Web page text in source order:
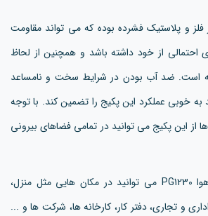
و پلاستیک فشرده بوده که می تواند مقاومت
احتمالی از خود داشته باشد و همچنین از لحاظ
است. ضد آب بودن در شرایط سخت و نامساعد
خوبی عملکرد این پکیج را تضمین کند. با توجه
از این پکیج می توانید در تمامی فضاهای بیرونی
از دوربین های پکیج داهوا PG1230 می توانید در مکان هایی مثل منزل،
و تجاری، دفتر کار، کارخانه ها، شرکت ها و ...